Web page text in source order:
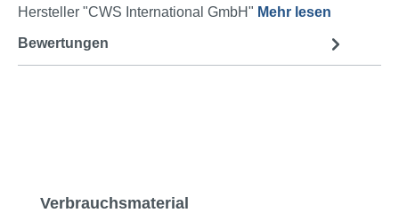
Hersteller "CWS International GmbH" Mehr lesen
Bewertungen
Produktgalerie überspringen
Verbrauchsmaterial